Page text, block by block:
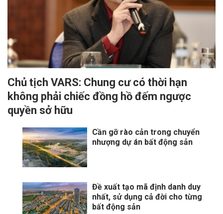
Chủ tịch VARS: Chung cư có thời hạn
không phải chiếc đồng hồ đếm ngược
quyền sở hữu
Cần gỡ rào cản trong chuyển
nhượng dự án bất động sản
Đề xuất tạo mã định danh duy
nhất, sử dụng cả đời cho từng
bất động sản